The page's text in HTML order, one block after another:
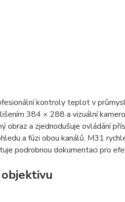
kontroly teplot v
384 × 288 a vizuální
a zjednodušuje ovládání
a fúzi obou kanálů. M31
podrobnou dokumentaci pro